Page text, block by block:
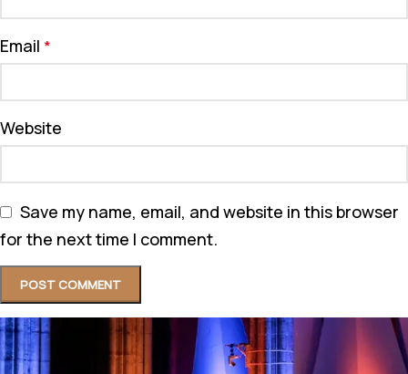
Email *
Website
Save my name, email, and website in this browser
for the next time I comment.